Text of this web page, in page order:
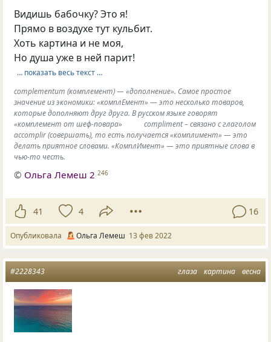
Видишь бабочку? Это я!
Прямо в воздухе тут кульбит.
Хоть картина и не моя,
Но душа уже в ней парит!
… показать весь текст …
complementum (комплемент) — «дополнение». Самое простое
значение из экономики: «комплЕмент» — это несколько товаров,
которые дополняют друг друга. В русском языке говорят
«комплемент от шеф-повара» ⠀⠀ ⠀ compliment – связано с глаголом
accomplir (совершать), то есть получается «комплимент» — это
делать приятное словами. «КомплИмент» — это приятные слова в
чью-то честь.
© Ольга Лемеш 2 246
41 4 16
Опубликовала Ольга Лемеш 13 фев 2022
глаза картина весна
#2228343